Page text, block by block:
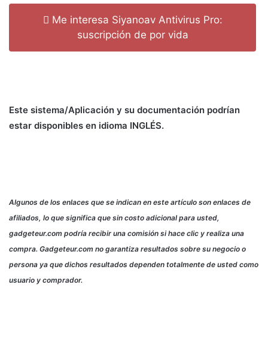
Me interesa Siyanoav Antivirus Pro:
suscripción de por vida
Este sistema/Aplicación y su documentación podrían
estar disponibles en idioma INGLÉS.
Algunos de los enlaces que se indican en este artículo son enlaces de
afiliados, lo que significa que sin costo adicional para usted,
gadgeteur.com podría recibir una comisión si hace clic y realiza una
compra. Gadgeteur.com no garantiza resultados sobre su negocio o
persona ya que dichos resultados dependen totalmente de usted como
usuario y comprador.